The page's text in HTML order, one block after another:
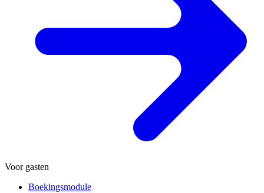
Voor gasten
Boekingsmodule